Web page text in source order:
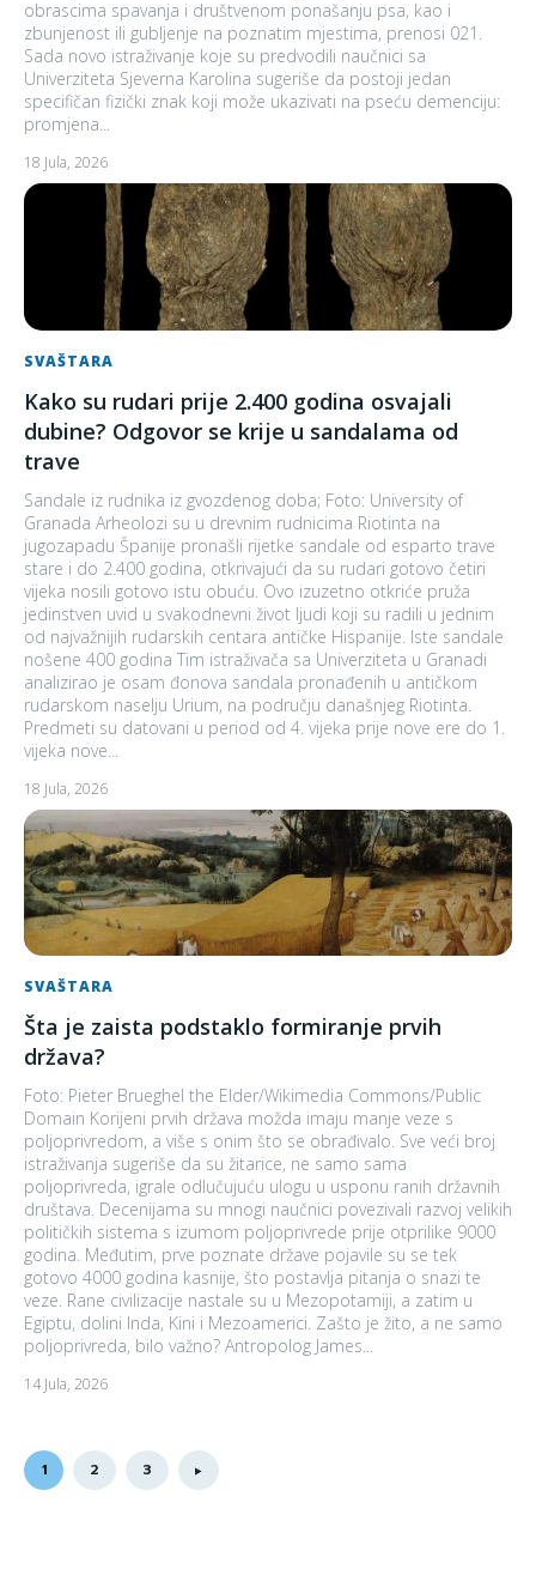
obrascima spavanja i društvenom ponašanju psa, kao i
zbunjenost ili gubljenje na poznatim mjestima, prenosi 021.
Sada novo istraživanje koje su predvodili naučnici sa
Univerziteta Sjeverna Karolina sugeriše da postoji jedan
specifičan fizički znak koji može ukazivati na pseću demenciju:
promjena...
18 Jula, 2026
SVAŠTARA
Kako su rudari prije 2.400 godina osvajali
dubine? Odgovor se krije u sandalama od
trave
Sandale iz rudnika iz gvozdenog doba; Foto: University of
Granada Arheolozi su u drevnim rudnicima Riotinta na
jugozapadu Španije pronašli rijetke sandale od esparto trave
stare i do 2.400 godina, otkrivajući da su rudari gotovo četiri
vijeka nosili gotovo istu obuću. Ovo izuzetno otkriće pruža
jedinstven uvid u svakodnevni život ljudi koji su radili u jednim
od najvažnijih rudarskih centara antičke Hispanije. Iste sandale
nošene 400 godina Tim istraživača sa Univerziteta u Granadi
analizirao je osam đonova sandala pronađenih u antičkom
rudarskom naselju Urium, na području današnjeg Riotinta.
Predmeti su datovani u period od 4. vijeka prije nove ere do 1.
vijeka nove...
18 Jula, 2026
SVAŠTARA
Šta je zaista podstaklo formiranje prvih
država?
Foto: Pieter Brueghel the Elder/Wikimedia Commons/Public
Domain Korijeni prvih država možda imaju manje veze s
poljoprivredom, a više s onim što se obrađivalo. Sve veći broj
istraživanja sugeriše da su žitarice, ne samo sama
poljoprivreda, igrale odlučujuću ulogu u usponu ranih državnih
društava. Decenijama su mnogi naučnici povezivali razvoj velikih
političkih sistema s izumom poljoprivrede prije otprilike 9000
godina. Međutim, prve poznate države pojavile su se tek
gotovo 4000 godina kasnije, što postavlja pitanja o snazi ​​te
veze. Rane civilizacije nastale su u Mezopotamiji, a zatim u
Egiptu, dolini Inda, Kini i Mezoamerici. Zašto je žito, a ne samo
poljoprivreda, bilo važno? Antropolog James...
14 Jula, 2026
1 2 3